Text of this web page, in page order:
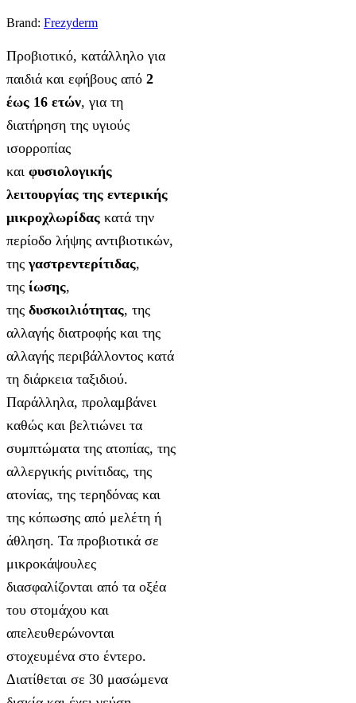
Brand: Frezyderm
Προβιοτικό, κατάλληλο για
παιδιά και εφήβους από 2
έως 16 ετών, για τη
διατήρηση της υγιούς
ισορροπίας
και φυσιολογικής
λειτουργίας της εντερικής
μικροχλωρίδας κατά την
περίοδο λήψης αντιβιοτικών,
της γαστρεντερίτιδας,
της ίωσης,
της δυσκοιλιότητας, της
αλλαγής διατροφής και της
αλλαγής περιβάλλοντος κατά
τη διάρκεια ταξιδιού.
Παράλληλα, προλαμβάνει
καθώς και βελτιώνει τα
συμπτώματα της ατοπίας, της
αλλεργικής ρινίτιδας, της
ατονίας, της τερηδόνας και
της κόπωσης από μελέτη ή
άθληση. Τα προβιοτικά σε
μικροκάψουλες
διασφαλίζονται από τα οξέα
του στομάχου και
απελευθερώνονται
στοχευμένα στο έντερο.
Διατίθεται σε 30 μασώμενα